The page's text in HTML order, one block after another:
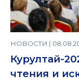
НОВОСТИ |
Курултай-
чтения и